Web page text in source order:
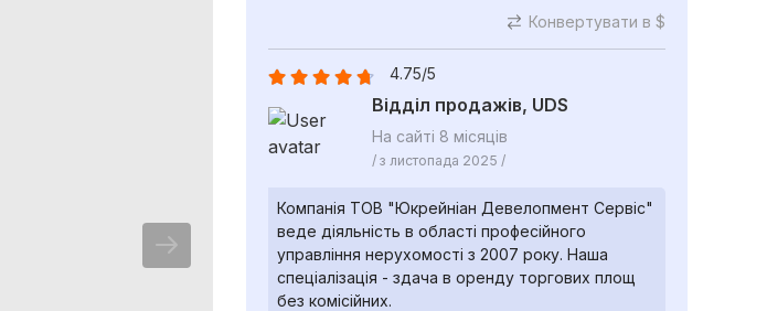
Конвертувати в $
4.75/5
Відділ продажів, UDS
На сайті 8 місяців
/ з листопада 2025 /
Компанія ТОВ "Юкрейніан Девелопмент Сервіс"
веде діяльність в області професійного
управління нерухомості з 2007 року. Наша
спеціалізація - здача в оренду торгових площ
без комісійних.